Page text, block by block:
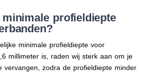
profieldiepte
minimale profieldiepte voor
millimeter is, raden wij sterk aan om je
vervangen, zodra de profieldiepte minder